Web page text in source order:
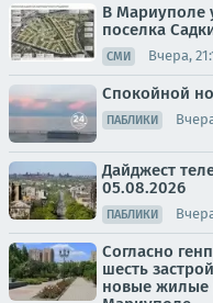
В Мариуполе
поселка
СМИ Вчера,
Спокойной
ПАБЛИКИ
Дайджест
05.08.2026
ПАБЛИКИ
Согласно
шесть
новые жилые